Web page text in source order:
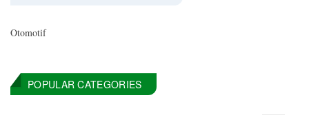
Otomotif
POPULAR CATEGORIES